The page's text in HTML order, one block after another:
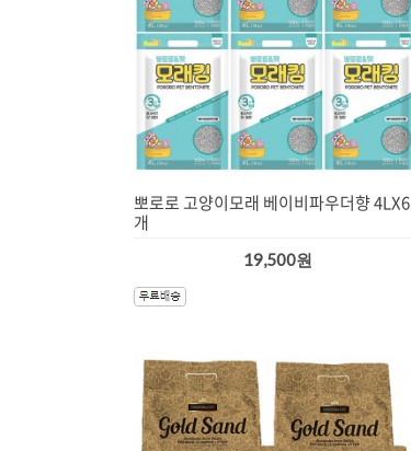
뽀로로 고양이모래 베이비파우더향 4LX6
개
19,500원